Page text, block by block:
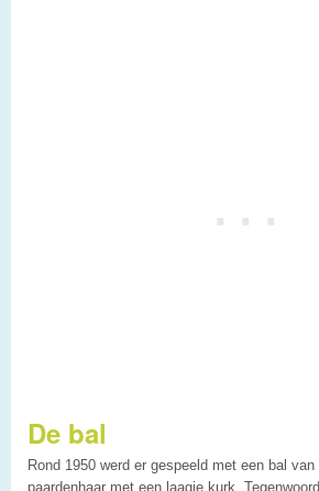
De bal
Rond 1950 werd er gespeeld met een bal
paardenhaar met een laagje kurk.